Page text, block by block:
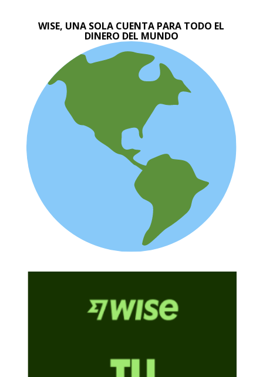
WISE, UNA SOLA CUENTA PARA TODO EL
DINERO DEL MUNDO